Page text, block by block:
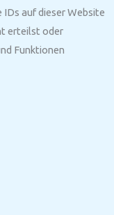
auf dieser Website
erteilst oder
Funktionen